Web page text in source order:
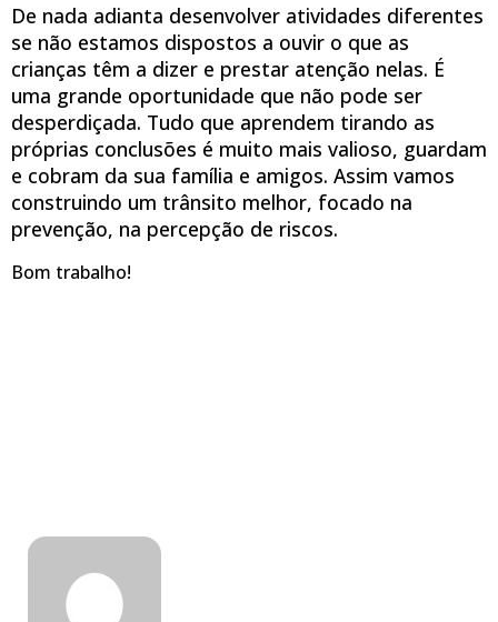
De nada adianta desenvolver atividades diferentes
se não estamos dispostos a ouvir o que as
crianças têm a dizer e prestar atenção nelas. É
uma grande oportunidade que não pode ser
desperdiçada. Tudo que aprendem tirando as
próprias conclusões é muito mais valioso, guardam
e cobram da sua família e amigos. Assim vamos
construindo um trânsito melhor, focado na
prevenção, na percepção de riscos.
Bom trabalho!